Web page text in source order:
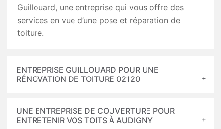
Guillouard, une entreprise qui vous offre des
services en vue d’une pose et réparation de
toiture.
ENTREPRISE GUILLOUARD POUR UNE
RÉNOVATION DE TOITURE 02120
UNE ENTREPRISE DE COUVERTURE POUR
ENTRETENIR VOS TOITS À AUDIGNY